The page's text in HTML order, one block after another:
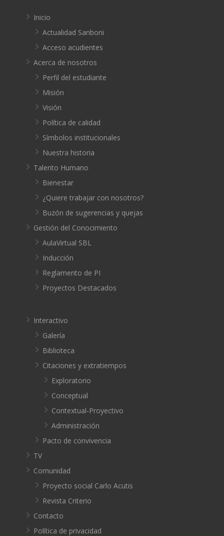
Inicio
Actualidad Sanboni
Acceso acudientes
Acerca de nosotros
Perfil del estudiante
Misión
Visión
Política de calidad
Símbolos institucionales
Nuestra historia
Talento Humano
Bienestar
¿Quiere trabajar con nosotros?
Buzón de sugerencias y quejas
Gestión del Conocimiento
AulaVirtual SBL
Inducción
Reglamento de PI
Proyectos Destacados
Interactivo
Galería
Biblioteca
Citaciones y extratiempos
Exploratorio
Conceptual
Contextual-Proyectivo
Administración
Pacto de convivencia
TV
Comunidad
Proyecto social Carlo Acutis
Revista Criterio
Contacto
Política de privacidad